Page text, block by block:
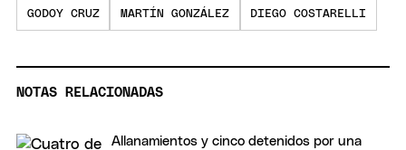
GODOY CRUZ MARTÍN GONZÁLEZ DIEGO COSTARELLI
NOTAS RELACIONADAS
Allanamientos y cinco detenidos por una